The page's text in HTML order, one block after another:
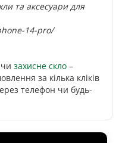
та аксесуари для
14-pro/
захисне скло –
за кілька кліків
телефон чи будь-